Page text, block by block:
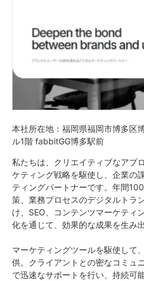
本社所在地：福岡県福岡市博多区
ル1階 fabbitGG博多駅前
私たちは、クリエイティブなアプ
ケティング戦略を駆使し、企業の
ティングパートナーです。年間
策、業務プロセスのデジタルトラ
け、SEO、コンテンツマーケティ
化を通じて、効果的な成果を生み
マーケティングツールを駆使して
供。クライアントとの密なコミュ
で迅速なサポートを行い、持続可